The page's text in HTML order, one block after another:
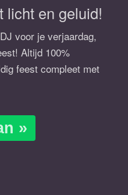
licht en geluid!
voor je verjaardag,
Altijd 100%
feest compleet met
»